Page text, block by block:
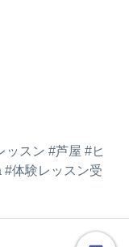
ッスン #芦屋 #ヒ
#体験レッスン受